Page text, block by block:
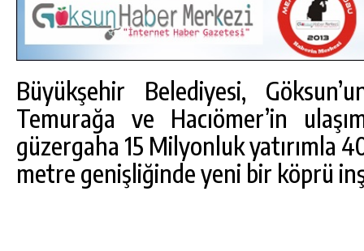
Büyükşehir Belediyesi,
Temurağa ve Hacıömer’in
güzergaha 15 Milyonluk yatırımla
metre genişliğinde yeni bir köprü